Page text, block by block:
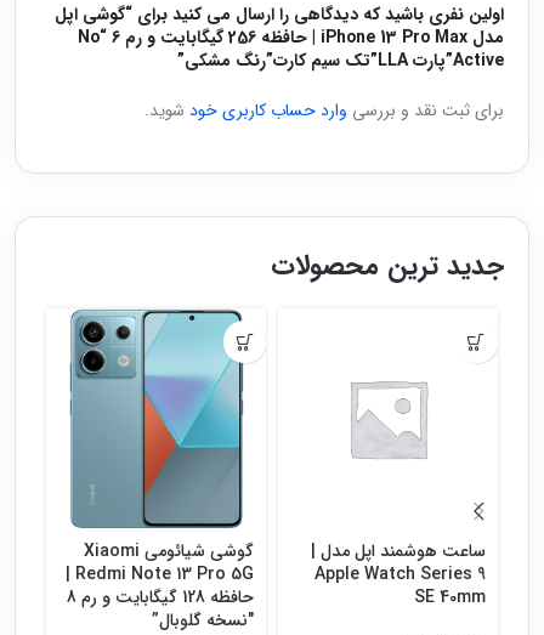
اولین نفری باشید که دیدگاهی را ارسال می کنید برای “گوشی اپل
مدل iPhone 13 Pro Max | حافظه 256 گیگابایت و رم 6 “No
Active”پارت LLA”تک سیم کارت”رنگ مشکی”
برای ثبت نقد و بررسی وارد حساب کاربری خود شوید.
جدید ترین محصولات
ساعت هوشمند اپل مدل |
Apple Watch Series 9
SE 40mm
گوشی شیائومی Xiaomi
Redmi Note 13 Pro 5G |
حافظه 128 گیگابایت و رم 8
″نسخه گلوبال”